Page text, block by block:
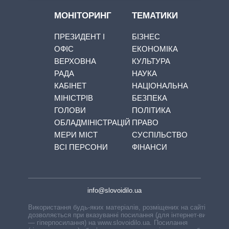
МОНІТОРИНГ
ПРЕЗИДЕНТ І
ОФІС
ВЕРХОВНА
РАДА
КАБІНЕТ
МІНІСТРІВ
ГОЛОВИ
ОБЛАДМІНІСТРАЦІЙ
МЕРИ МІСТ
ВСІ ПЕРСОНИ
ТЕМАТИКИ
БІЗНЕС
ЕКОНОМІКА
КУЛЬТУРА
НАУКА
НАЦІОНАЛЬНА
БЕЗПЕКА
ПОЛІТИКА
ПРАВО
СУСПІЛЬСТВО
ФІНАНСИ
info@slovoidilo.ua
Використання будь-яких матеріалів, розміщених на сайті,
дозволяється при вказуванні посилання (для інтернет-видань
— гіперпосилання) на www.slovoidilo.ua. Посилання